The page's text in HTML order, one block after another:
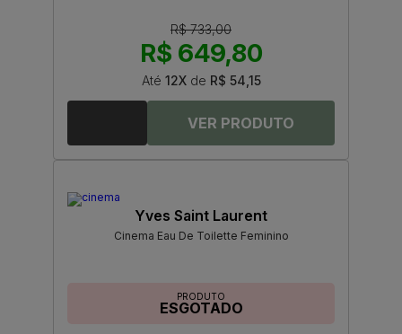
R$ 733,00
R$ 649,80
Até 12Xde R$ 54,15
Yves Saint Laurent
Cinema Eau De Toilette Feminino
PRODUTO
ESGOTADO